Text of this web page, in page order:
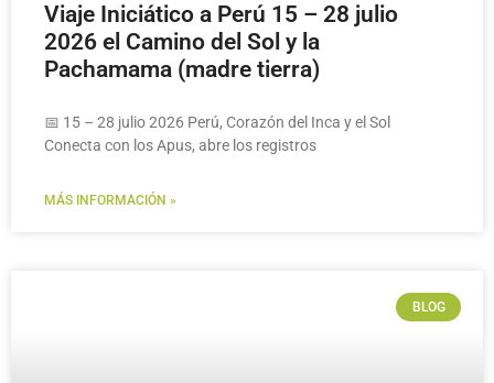
Viaje Iniciático a Perú 15 – 28 julio
2026 el Camino del Sol y la
Pachamama (madre tierra)
📅 15 – 28 julio 2026 Perú, Corazón del Inca y el Sol
Conecta con los Apus, abre los registros
MÁS INFORMACIÓN »
BLOG